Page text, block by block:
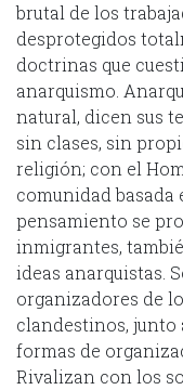
brutal de los
desprotegidos
doctrinas que
anarquismo.
natural, dicen sus
sin clases, sin
religión; con el
comunidad basada
pensamiento se
inmigrantes,
ideas anarquistas.
organizadores de
clandestinos, junto
formas de
Rivalizan con los